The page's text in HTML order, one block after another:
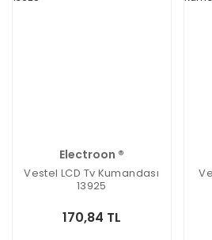
Electroon ®
Vestel LCD Tv Kumandası
13925
170,84 TL